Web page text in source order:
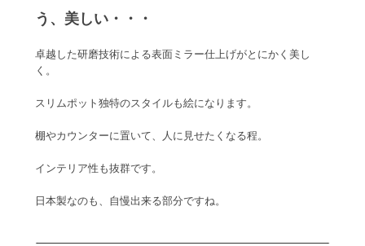
う、美しい・・・
卓越した研磨技術による表面ミラー仕上げがとにかく美し
く。
スリムポット独特のスタイルも絵になります。
棚やカウンターに置いて、人に見せたくなる程。
インテリア性も抜群です。
日本製なのも、自慢出来る部分ですね。